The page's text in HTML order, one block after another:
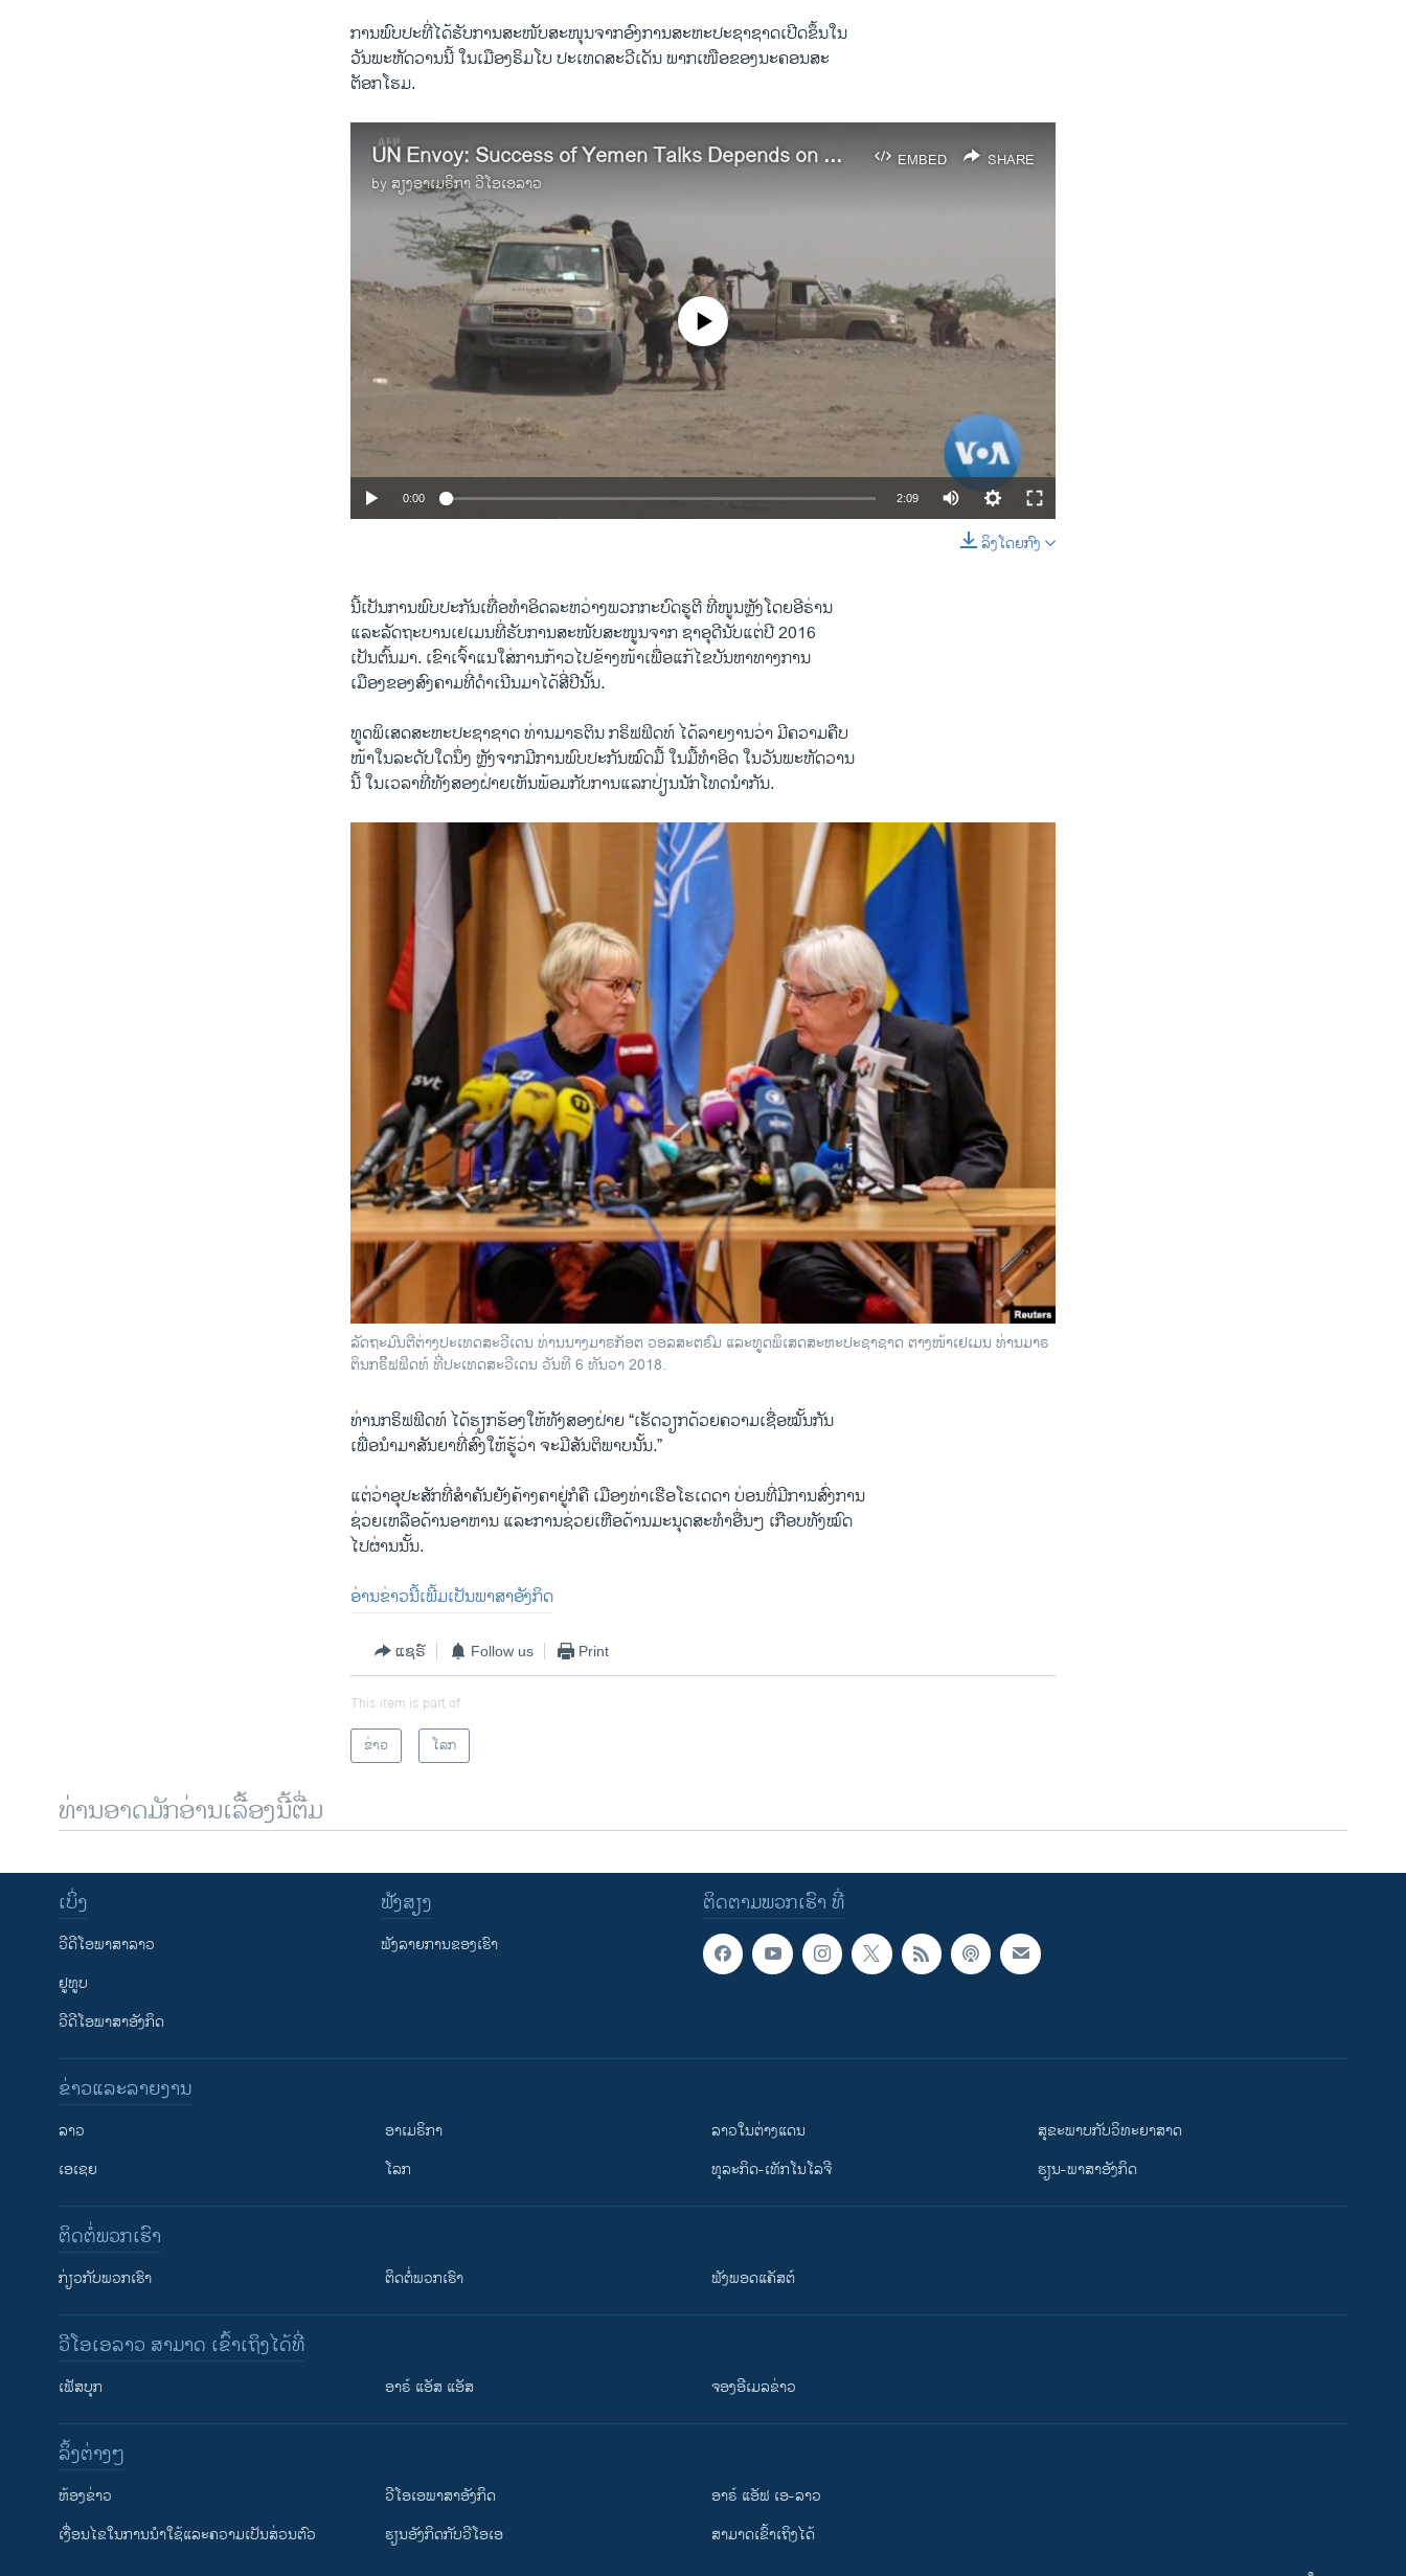
ຕິດຕາມພວກເຮົາ ທີ່
ການ​ພົບ​ປະ​ທີ່​ໄດ້​ຮັບ​ການ​ສະ​ໜັບ​ສະ​ໜຸນຈາກ​ອົງ​ການສະ​ຫະ​ປະ​ຊາ​ຊາດເປີດ​ຂຶ້ນ​ໃນ
​ວັນ​ພະ​ຫັດ​ວານ​ນີ້ ໃນ​ເມືອງ​ຣິມ​ໂບ ປະເທດ​ສະ​ວີ​ເດັນ ພາກ​ເໜືອ​ຂອງ​ນະ​ຄອນ​ສະ​
ຕັອກ​ໂຮມ.
EMBED SHARE
UN Envoy: Success of Yemen Talks Depends on Warring Sides
by ສຽງອາເມຣິກາ ວີໂອເອລາວ
SHARE
No media source currently available
0:00 2:09
ລິງໂດຍກົງ
ນີ້​ເປັນ​ການ​ພົບ​ປະ​ກັນ​ເທື່ອ​ທຳ​ອິດ​ລະ​ຫວ່າງ​ພວກ​ກະ​ບົດ​ຮູ​ຕີ ທີ່​ໜູນຫຼັງ​ໂດ​ຍອີ​ຣ່ານ
ແລະ​ລັດ​ຖະ​ບານ​ເຢ​ເມນທີ່​ຮັບ​ການ​ສະ​ໜັບ​ສະ​ໜູນ​ຈາກ ຊາ​ອຸ​ດີນັບ​ແຕ່​ປີ 2016
ເປັນ​ຕົ້ນ​ມາ. ເຂົາ​ເຈົ້າ​ແນ​ໃສ່​ການ​ກ້າວໄປຂ້າງ​ໜ້າ​ເພື່ອ​ແກ້​ໄຂ​ບັນ​ຫາທາງການ​
ເມືອງຂອງສົງ​ຄາມ​ທີ່​ດຳ​ເນີນ​ມາໄດ້ສີ່​ປີນັ້ນ​.
ທູດ​ພິ​ເສດ​ສະ​ຫະ​ປະ​ຊາ​ຊາດ ທ່ານ​ມາ​ຣ​ຕິນ ກ​ຣິ​ຟ​ຟິດ​ທ໌ ໄດ້​ລາຍ​ງານວ່າ ມີ​ຄວາມ​ຄືບ​
ໜ້າໃນ​ລະ​ດັບ​ໃດ​ນຶ່ງ ຫຼັງ​ຈາກມີ​ການພົບ​ປະ​ກັນ​ໝົດ​ມື້ ໃນ​ມື້ທຳ​ອິດ ໃນ​ວັນ​ພະ​ຫັດ​ວາ​ນ
​ນີ້ ໃນເວ​ລາທີ່​ທັງ​ສອງ​ຝ່າຍ​ເຫັນ​ພ້ອມ​ກັບ​ການ​ແລກ​ປ່ຽນ​ນັກ​ໂທດ​ນຳ​ກັນ.
ລັດ​ຖະ​ມົນ​ຕີ​ຕ່າງ​ປະ​ເທດ​ສະ​ວີ​ເດນ ທ່ານ​ນາງ​ມາ​ຣ​ກັອ​ຕ ວອ​ລ​ສະ​ຕ​ຣົມ ແລະ​ທູດ​ພິ​ເສດ​ສະ​ຫະ​ປະ​ຊາ​ຊາດ ຕາງ​ໜ້າເຢ​ເມນ ທ່ານມາ​ຣ​
ຕິນກ​ຣິິ​ຟຟິດ​ທ໌ ທີ່​ປະ​ເທດ​ສະ​ວີ​ເດນ ວັນ​ທີ 6 ທັນ​ວາ 2018.
ທ່ານກ​ຣິ​ຟ​ຟິດ​ທ໌ ໄດ້​ຮຽກ​ຮ້ອງ​ໃຫ້​ທັງ​ສອງ​ຝ່າຍ “ເຮັດ​ວຽກ​ດ້ວ​ຍຄວາມ​ເຊື່ອ​ໝັ້ນກັນ
ເພື່ອ​ນຳ​ມາ​ສັນ​ຍາ​ທີ່​ສົ່ງໃຫ້ຮູ້​ວ່າ ຈະ​ມີສັນ​ຕິ​ພາບນັ້ນ.”
ແຕ່​ວ່າ​ອຸ​ປະ​ສັກ​ທີ່​ສຳ​ຄັນ​ຍັງຄ້າງ​ຄາຢູ່​ກໍ​ຄື ເມືອງ​ທ່າ​ເຮືອ​ໂຮ​ເດ​ດາ ບ່ອນທີ່​ມີ​ການ​ສົ່ງການ
​ຊ່ວຍ​ເຫລືອ​ດ້ານອາ​ຫານ ແລະການຊ່ວຍ​ເຫືອດ້ານ​ມະ​ນຸດ​ສະ​ທຳອື່ນໆ ເກືອບ​ທັງ​ໝົດ
​ໄປ​ຜ່ານ​ນັ້ນ.
ອ່ານ​ຂ່າວ​ນີ້​ເພີ້ມ​ເປັນ​ພາ​ສາ​ອັງ​ກິດ
ແຊຣ໌ Follow us Print
This item is part of
ຂ່າວ
ໂລກ
ທ່ານອາດມັກອ່ານເລື້ອງນີ້ຕື່ມ
ຕິດຕາມພວກເຮົາ ທີ່
ເບິ່ງ
ວີດີໂອພາສາລາວ
ຢູທູບ
ວີດີໂອພາສາອັງກິດ
ຟັງສຽງ
ຟັງລາຍການຂອງເຮົາ
ຂ່າວແລະລາຍງານ
ລາວ
ເອເຊຍ
ອາເມຣິກາ
ໂລກ
ລາວໃນຕ່າງແດນ
ທຸລະກິດ-ເທັກໂນໂລຈີ
ສຸຂະພາບກັບວິທະຍາສາດ
ຮຽນ-ພາສາອັງກິດ
ຕິດຕໍ່ພວກເຮົາ
ກ່ຽວກັບພວກເຮົາ ຕິດຕໍ່ພວກເຮົາ ຟັງພອດແຄັສຕ໌
ວີໂອເອລາວ ສາມາດ ເຂົ້າເຖິງໄດ້ທີ່
ເຟັສບຸກ ອາຣ໌ ແອັສ ແອັສ ຈອງອີເມລຂ່າວ
​ລິ້ງ​ຕ່າງໆ
​ຫ້ອງ​ຂ່າວ
​ເງື່ອນ​ໄຂ​ໃນ​ການ​ນຳ​ໃຊ້​ແລະຄວາມ​ເປັນ​ສ່​ວນ​ຕົວ
ວີ​ໂອ​ເອ​ພາ​ສາ​ອັງ​ກິດ
​ຮຽນ​ອັງ​ກິດ​ກັບ​ວີ​ໂອ​ເອ
ອາຣ໌ ແອັຟ ເອ-ລາວ
ສາມາດເຂົ້າເຖິງໄດ້